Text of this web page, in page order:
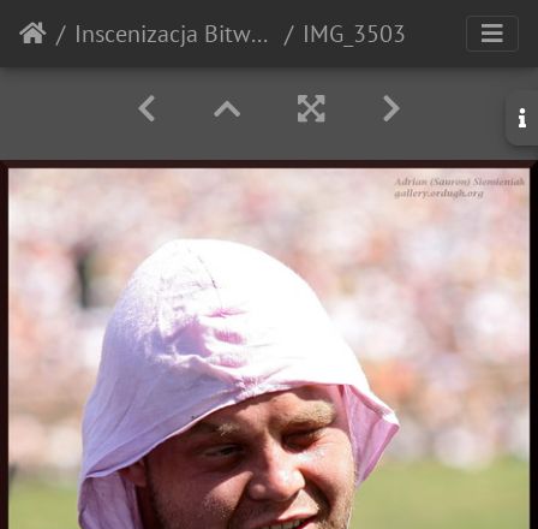
Inscenizacja Bitwy pod Grunwaldem - 2010r. IMG_3503